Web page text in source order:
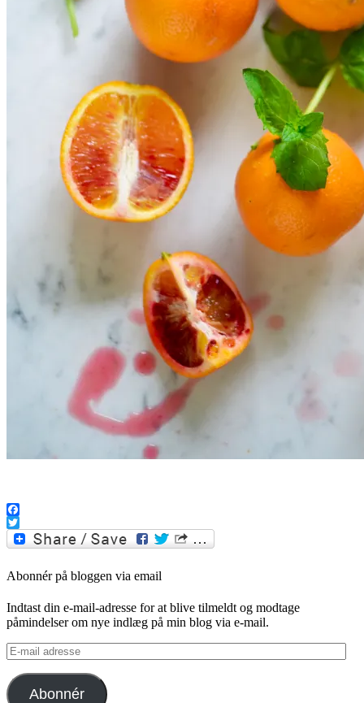
Facebook
Twitter
Abonnér på bloggen via email
Indtast din e-mail-adresse for at blive tilmeldt og modtage
påmindelser om nye indlæg på min blog via e-mail.
E-
mail
adresse
Abonnér